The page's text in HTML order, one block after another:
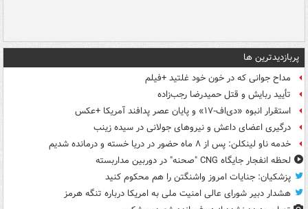
پربازدیدترین ها
مداح جوانی که در خون خود غلتید +فیلم
تأیید ربایش و قتل حمیدرضا رجب‌زاده
استقرار انبوه «دی‌اف‑۱۷» و پایان عصر پدافند آمریکا +عکس
درگیری اعضای داعش و نیروهای جولانی در سیده زینب
خدمه ناو لینکلن: پس از ۸ ماه حضور در دریا خسته و درمانده‌ شدیم
لحظه انفجار جایگاه CNG "صحنه" در دوربین مداربسته
پزشکیان: جنایات امروز واشنگتن را هم محکوم کنید
هشدار دبیر شورای عالی امنیت ملی به امریکا درباره تنگه هرمز